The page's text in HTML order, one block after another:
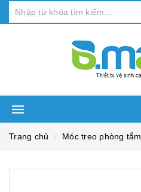
Trang chủ Móc treo phòng tắm